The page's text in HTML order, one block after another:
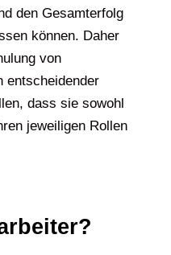
den Gesamterfolg
können. Daher
von
entscheidender
dass sie sowohl
jeweiligen Rollen